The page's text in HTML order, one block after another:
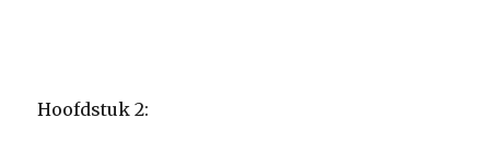
Hoofdstuk 2: